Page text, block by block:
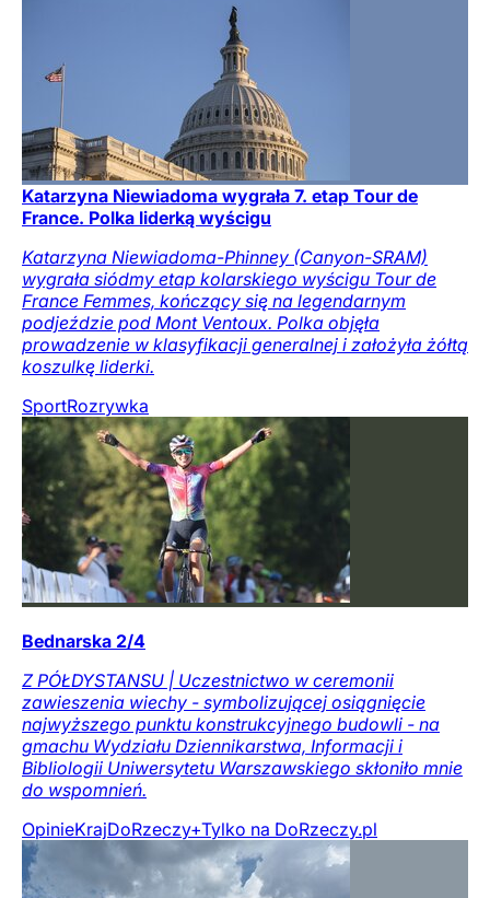
Katarzyna Niewiadoma wygrała 7. etap Tour de
France. Polka liderką wyścigu
Katarzyna Niewiadoma-Phinney (Canyon-SRAM)
wygrała siódmy etap kolarskiego wyścigu Tour de
France Femmes, kończący się na legendarnym
podjeździe pod Mont Ventoux. Polka objęła
prowadzenie w klasyfikacji generalnej i założyła żółtą
koszulkę liderki.
SportRozrywka
Bednarska 2/4
Z PÓŁDYSTANSU | Uczestnictwo w ceremonii
zawieszenia wiechy - symbolizującej osiągnięcie
najwyższego punktu konstrukcyjnego budowli - na
gmachu Wydziału Dziennikarstwa, Informacji i
Bibliologii Uniwersytetu Warszawskiego skłoniło mnie
do wspomnień.
OpinieKrajDoRzeczy+Tylko na DoRzeczy.pl